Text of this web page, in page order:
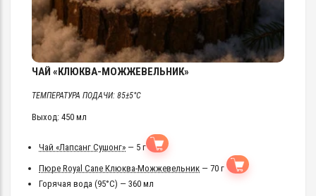
ЧАЙ «КЛЮКВА-МОЖЖЕВЕЛЬНИК»
ТЕМПЕРАТУРА ПОДАЧИ: 85±5°C
Выход: 450 мл
Чай «Лапсанг Сушонг» — 5 г
Пюре Royal Cane Клюква-Можжевельник — 70 г
Горячая вода (95°C) — 360 мл